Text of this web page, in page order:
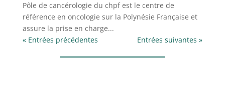
Pôle de cancérologie du chpf est le centre de
référence en oncologie sur la Polynésie Française et
assure la prise en charge...
« Entrées précédentes
Entrées suivantes »